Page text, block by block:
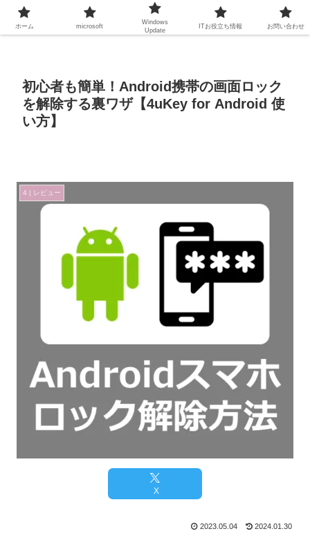
初心者も簡単！Android携帯の画面ロック
を解除する裏ワザ【4uKey for Android 使
い方】
4 | レビュー
X
2023.05.04 2024.01.30
ホーム microsoft
Windows
Update
ITお役立ち情報 お問い合わせ